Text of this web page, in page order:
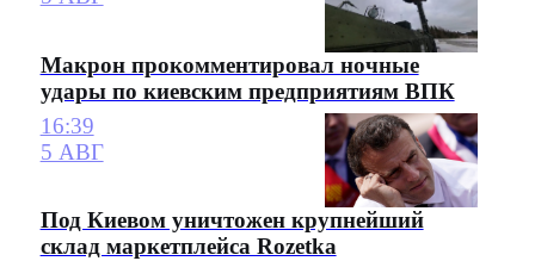
Макрон прокомментировал ночные
удары по киевским предприятиям ВПК
16:39
5 АВГ
Под Киевом уничтожен крупнейший
склад маркетплейса Rozetka